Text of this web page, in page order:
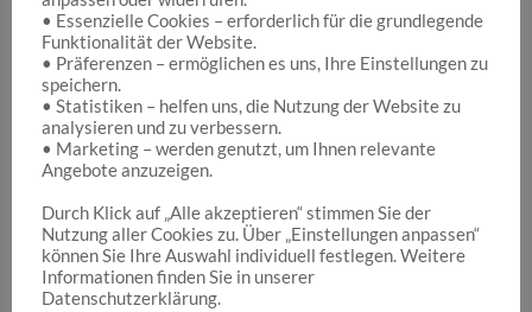
Hocuspocus – Ihr Onlineshop für die schönen
Dinge des Lebens
Hocuspocus ist die richtige Anlaufstelle für Dich,
wenn Du auf der Suche nach schönen
Geschenken , tollenSpielwarenoder
ansprechenderDekorationbist. Wir von
Hocuspocus wissen schöne Dinge stets zu
schätzen und legen daher großen Wert darauf,
• Essenzielle Cookies – erforderlich für die grundlegende
Funktionalität der Website.
• Präferenzen – ermöglichen es uns, Ihre Einstellungen zu
speichern.
• Statistiken – helfen uns, die Nutzung der Website zu
analysieren und zu verbessern.
• Marketing – werden genutzt, um Ihnen relevante
Angebote anzuzeigen.
Durch Klick auf „Alle akzeptieren“ stimmen Sie der
Nutzung aller Cookies zu. Über „Einstellungen anpassen“
können Sie Ihre Auswahl individuell festlegen. Weitere
Informationen finden Sie in unserer
Datenschutzerklärung.